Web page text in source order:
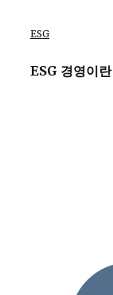
ESG
ESG 경영이란